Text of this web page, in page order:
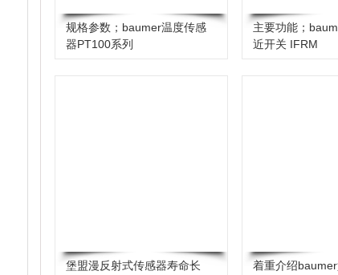
规格参数；baumer温度传感
器PT100系列
主要功能；
近开关 IFRM
堡盟漫反射式传感器寿命长
着重介绍